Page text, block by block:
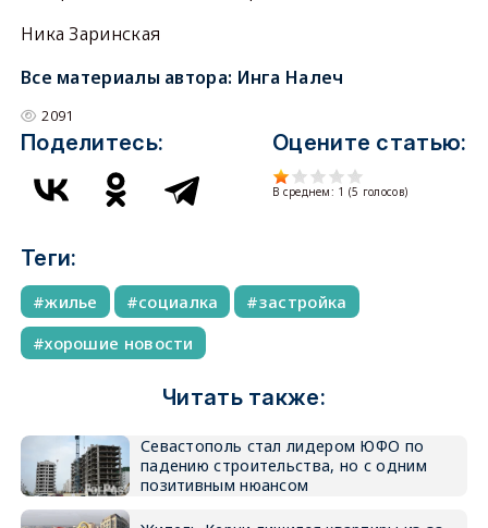
Ника Заринская
Все материалы автора: Инга Налеч
2091
Поделитесь: Оцените статью:
В среднем: 1 (5 голосов)
Теги:
жилье социалка
застройка
хорошие новости
Читать также:
Севастополь стал лидером ЮФО по
падению строительства, но с одним
позитивным нюансом